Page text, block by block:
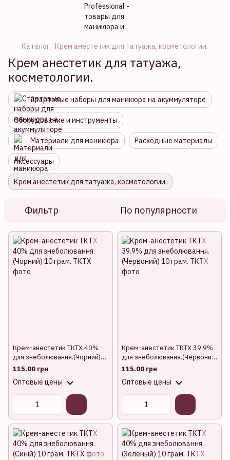
Каталог Крем анестетик для татуажа, косметологии.
Крем анестетик для татуажа,
косметологии.
Стартовые наборы для маникюра на акуммуляторе
Оборудование и инструменты
Материали для маникюра Расходные материалы
Аксессуары
Крем анестетик для татуажа, косметологии.
Фильтр По популярности
Крем-анестетик ТКТХ 40%
для знеболювання.(Чорний)
10 грам.
115.00 грн
Оптовые цены
Крем-анестетик ТКТХ 39.9%
для знеболювання.(Червоний)
10 грам.
115.00 грн
Оптовые цены